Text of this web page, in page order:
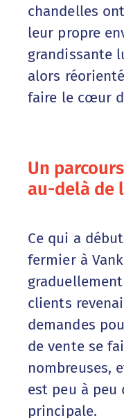
chandelles
leur propre
grandissante
alors
faire le cœur
Un
au-delà de
Ce qui a
fermier à
clients
demandes
de vente se
nombreuses,
est peu à peu
principale.